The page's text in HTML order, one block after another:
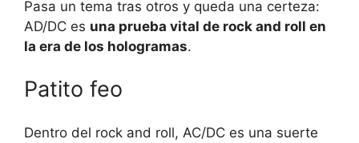
Pasa un tema tras otros y queda una certeza:
AD/DC es una prueba vital de rock and roll en
la era de los hologramas.
Patito feo
Dentro del rock and roll, AC/DC es una suerte